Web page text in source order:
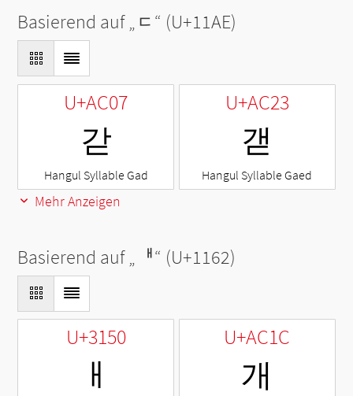
Basierend auf „ᆮ“ (U+11AE)
U+AC07
갇
Hangul Syllable Gad
U+AC23
갣
Hangul Syllable Gaed
Mehr Anzeigen
Basierend auf „ ᅢ“ (U+1162)
U+3150
ㅐ
U+AC1C
개